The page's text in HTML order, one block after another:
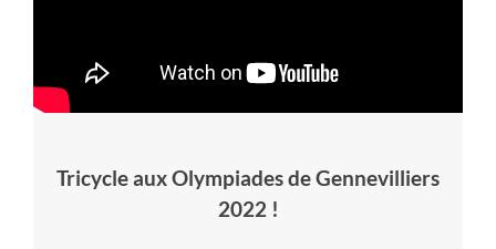
Tricycle aux Olympiades de Gennevilliers
2022 !